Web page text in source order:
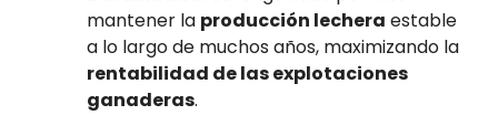
mantener la producción lechera estable
a lo largo de muchos años, maximizando la
rentabilidad de las explotaciones
ganaderas.